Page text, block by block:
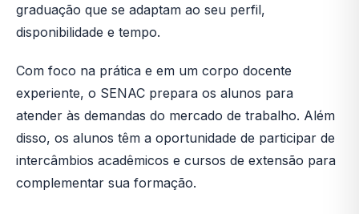
graduação que se adaptam ao seu perfil,
disponibilidade e tempo.
Com foco na prática e em um corpo docente
experiente, o SENAC prepara os alunos para
atender às demandas do mercado de trabalho. Além
disso, os alunos têm a oportunidade de participar de
intercâmbios acadêmicos e cursos de extensão para
complementar sua formação.